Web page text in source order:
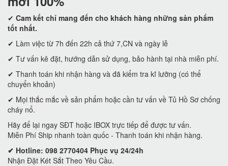
✔ Cam kết chỉ mang đến cho khách hàng những sản phẩm
tốt nhất.
✔ Làm việc từ 7h đến 22h cả thứ 7,CN và ngày lễ
✔ Tư vấn kê đặt, hướng dẫn sử dụng, bảo hành tại nhà miễn phí.
✔ Thanh toán khi nhận hàng và đã kiểm tra kĩ lưỡng (có thể
chuyển khoản)
✔ Mọi thắc mắc về sản phẩm hoặc cần tư vấn về Tủ Hồ Sơ chống
cháy nổ.
Hãy để lại ngay SĐT hoặc IBOX trực tiếp để được tư vấn.
Miễn Phí Ship nhanh toàn quốc - Thanh toán khi nhận hàng.
✔ Hotline: 098 2770404 Phục vụ 24/24h
Nhận Đặt Két Sắt Theo Yêu Cầu.